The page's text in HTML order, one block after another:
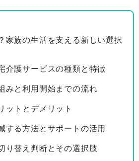
家族の生活を支える新しい選択
介護サービスの種類と特徴
みと利用開始までの流れ
ットとデメリット
する方法とサポートの活用
り替え判断とその選択肢